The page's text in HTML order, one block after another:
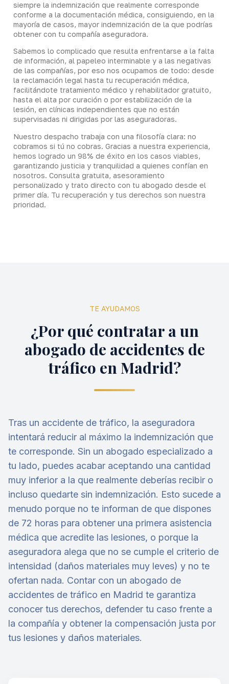
siempre la indemnización que realmente corresponde
conforme a la documentación médica, consiguiendo, en la
mayoría de casos, mayor indemnización de la que podrías
obtener con tu compañía aseguradora.
Sabemos lo complicado que resulta enfrentarse a la falta
de información, al papeleo interminable y a las negativas
de las compañías, por eso nos ocupamos de todo: desde
la reclamación legal hasta tu recuperación médica,
facilitándote tratamiento médico y rehabilitador gratuito,
hasta el alta por curación o por estabilización de la
lesión, en clínicas independientes que no están
supervisadas ni dirigidas por las aseguradoras.
Nuestro despacho trabaja con una filosofía clara: no
cobramos si tú no cobras. Gracias a nuestra experiencia,
hemos logrado un 98% de éxito en los casos viables,
garantizando justicia y tranquilidad a quienes confían en
nosotros. Consulta gratuita, asesoramiento
personalizado y trato directo con tu abogado desde el
primer día. Tu recuperación y tus derechos son nuestra
prioridad.
TE AYUDAMOS
¿Por qué contratar a un
abogado de accidentes de
tráfico en Madrid?
Tras un accidente de tráfico, la aseguradora
intentará reducir al máximo la indemnización que
te corresponde. Sin un abogado especializado a
tu lado, puedes acabar aceptando una cantidad
muy inferior a la que realmente deberías recibir o
incluso quedarte sin indemnización. Esto sucede a
menudo porque no te informan de que dispones
de 72 horas para obtener una primera asistencia
médica que acredite las lesiones, o porque la
aseguradora alega que no se cumple el criterio de
intensidad (daños materiales muy leves) y no te
ofertan nada. Contar con un abogado de
accidentes de tráfico en Madrid te garantiza
conocer tus derechos, defender tu caso frente a
la compañía y obtener la compensación justa por
tus lesiones y daños materiales.